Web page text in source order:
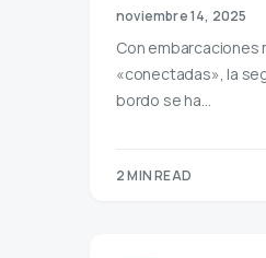
noviembre 14, 2025
Con embarcaciones
«conectadas», la
bordo se ha…
2 MIN READ